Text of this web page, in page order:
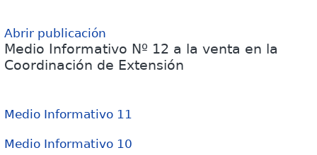
Abrir publicación
Medio Informativo Nº 12 a la venta en la
Coordinación de Extensión
Medio Informativo 11
Medio Informativo 10